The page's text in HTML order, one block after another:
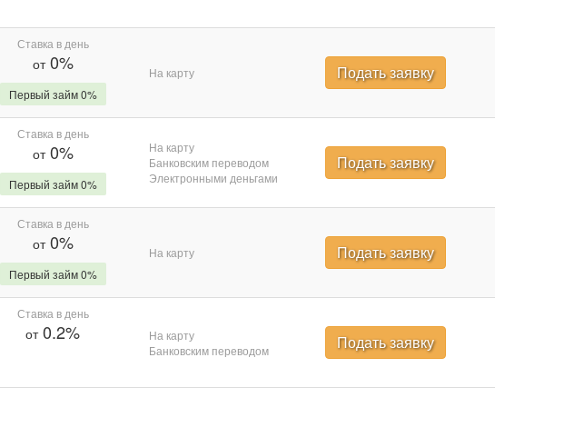
Ставка в день
от0%
Первый займ 0%
На карту Подать заявку
Ставка в день
от0%
Первый займ 0%
На карту
Банковским переводом
Электронными деньгами
Подать заявку
Ставка в день
от0%
Первый займ 0%
На карту Подать заявку
Ставка в день
от0.2%
На карту
Банковским переводом
Подать заявку